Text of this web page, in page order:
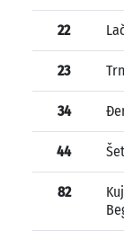
22
23
34
44
82